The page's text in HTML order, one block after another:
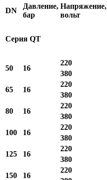
DN
Давление,
бар
Напряжение,
вольт
Серия QT
50
16
220
380
65
16
220
380
80
16
220
380
100
16
220
380
125
16
220
380
150
16
220